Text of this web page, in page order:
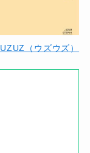
UZUZ（ウズウズ）